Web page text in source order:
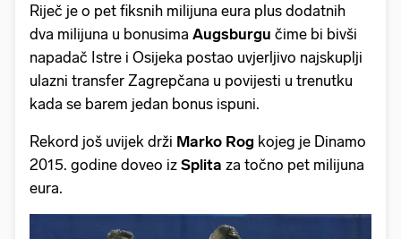
Riječ je o pet fiksnih milijuna eura plus dodatnih
dva milijuna u bonusima Augsburgu čime bi bivši
napadač Istre i Osijeka postao uvjerljivo najskuplji
ulazni transfer Zagrepčana u povijesti u trenutku
kada se barem jedan bonus ispuni.
Rekord još uvijek drži Marko Rog kojeg je Dinamo
2015. godine doveo iz Splita za točno pet milijuna
eura.